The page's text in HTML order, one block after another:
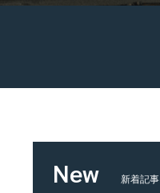
New 新着記事